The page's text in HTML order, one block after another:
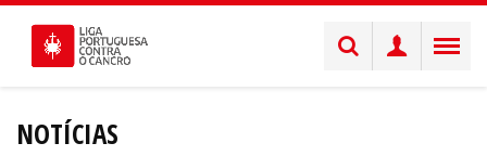
NOTÍCIAS